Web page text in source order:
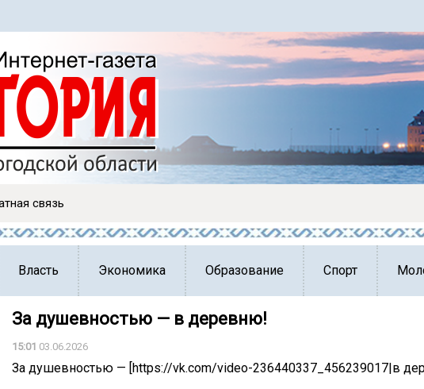
связь
Власть Экономика Образование Спорт
За душевностью — в деревню!
15:01 03.06.2026
За душевностью — [https://vk.com/video-236440337_456239017|в